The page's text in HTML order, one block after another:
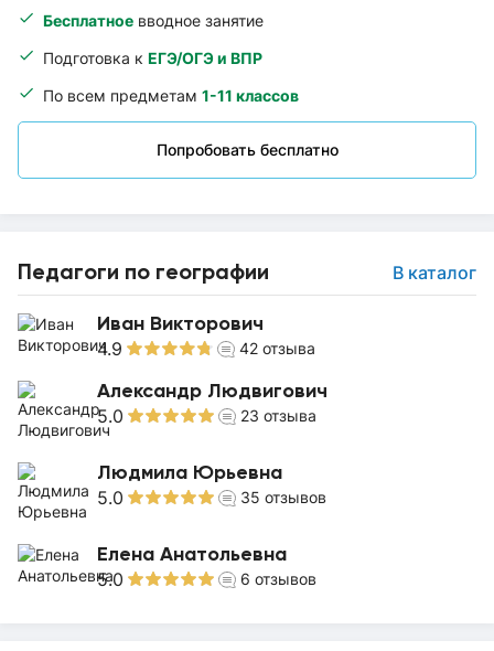
Бесплатное вводное занятие
Подготовка к ЕГЭ/ОГЭ и ВПР
По всем предметам 1-11 классов
Попробовать бесплатно
Педагоги по географии В каталог
Иван Викторович
4.9 42 отзыва
Александр Людвигович
5.0 23 отзыва
Людмила Юрьевна
5.0 35 отзывов
Елена Анатольевна
5.0 6 отзывов